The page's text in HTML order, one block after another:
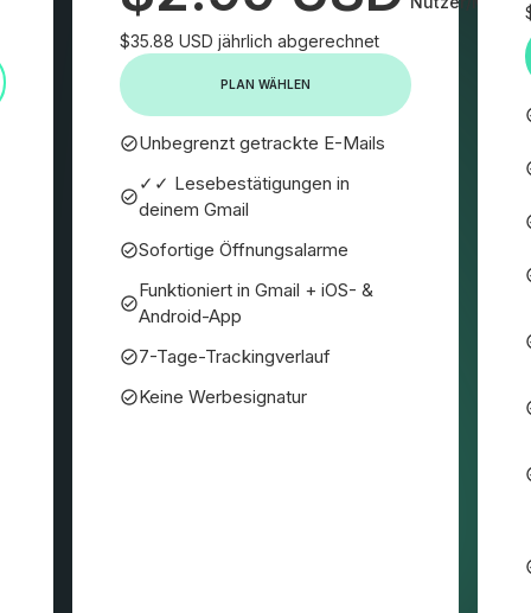
$35.88 USD jährlich abgerechnet
PLAN WÄHLEN
Unbegrenzt getrackte E-Mails
✓✓ Lesebestätigungen in
deinem Gmail
Sofortige Öffnungsalarme
Funktioniert in Gmail + iOS- &
Android-App
7-Tage-Trackingverlauf
Keine Werbesignatur